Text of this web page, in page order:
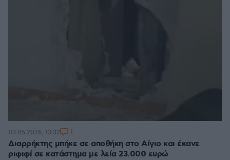
Διαρρήκτης μπήκε σε αποθήκη στο Αίγιο και έκανε
ριφιφί σε κατάστημα με λεία 23.000 ευρώ
03.05.2026, 13:32 1